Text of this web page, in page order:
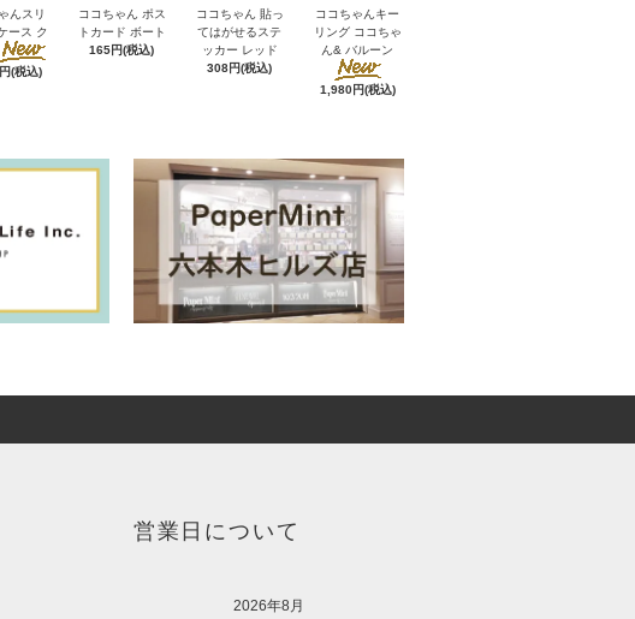
んスリ
ース ク
(税込)
ココちゃん ポス
トカード ボート
165円(税込)
ココちゃん 貼っ
てはがせるステ
ッカー レッド
308円(税込)
ココちゃんキー
リング ココちゃ
ん& バルーン
1,980円(税込)
営業日について
2026年8月